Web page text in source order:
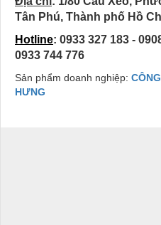
Tân Phú, Thành phố Hồ
Hotline: 0933 327 183 -
0933 744 776
Sản phẩm doanh nghiệp:
HƯNG